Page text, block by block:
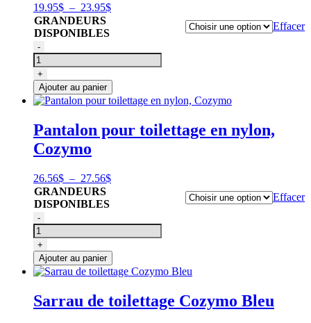
19.95$ – 23.95$Plage
à
23.95$
GRANDEURS
DISPONIBLES
Effacer
quantité
de
Pantalon
pour
toilettage,
Gain
Grooming
-
+
Ajouter au panier
Pantalon pour toilettage en nylon,
Cozymo
26.56$ – 27.56$Plage
à
27.56$
GRANDEURS
DISPONIBLES
Effacer
quantité
de
Pantalon
pour
toilettage
en
Cozymo
-
+
Ajouter au panier
Sarrau de toilettage Cozymo Bleu